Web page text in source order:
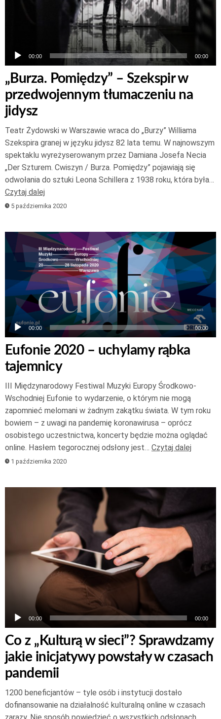
00:00 00:00
„Burza. Pomiędzy” – Szekspir w
przedwojennym tłumaczeniu na
jidysz
Teatr Żydowski w Warszawie wraca do „Burzy” Williama
Szekspira granej w języku jidysz 82 lata temu. W najnowszym
spektaklu wyreżyserowanym przez Damiana Josefa Necia
„Der Szturem. Cwiszyn / Burza. Pomiędzy” pojawiają się
odwołania do sztuki Leona Schillera z 1938 roku, która była…
Czytaj dalej
5 października 2020
Odtwarzacz
plików
dźwiękowych
00:00 00:00
Eufonie 2020 – uchylamy rąbka
tajemnicy
III Międzynarodowy Festiwal Muzyki Europy Środkowo-
Wschodniej Eufonie to wydarzenie, o którym nie mogą
zapomnieć melomani w żadnym zakątku świata. W tym roku
bowiem – z uwagi na pandemię koronawirusa – oprócz
osobistego uczestnictwa, koncerty będzie można oglądać
online. Hasłem tegorocznej odsłony jest… Czytaj dalej
1 października 2020
dźwiękowych
00:00 00:00
Co z „Kulturą w sieci”? Sprawdzamy
jakie inicjatywy powstały w czasach
pandemii
1200 beneficjantów – tyle osób i instytucji dostało
dofinansowanie na działalność kulturalną online w czasach